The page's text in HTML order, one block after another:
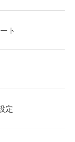
ト
定